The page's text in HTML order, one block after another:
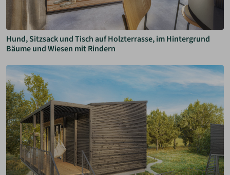
Hund, Sitzsack und Tisch auf Holzterrasse, im Hintergrund
Bäume und Wiesen mit Rindern